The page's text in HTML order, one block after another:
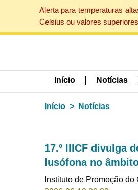
Alerta para temperaturas
Celsius ou valores
Início Notícias
Início Notícias
17.º IIICF divulga
lusófona no
Instituto de Promoção